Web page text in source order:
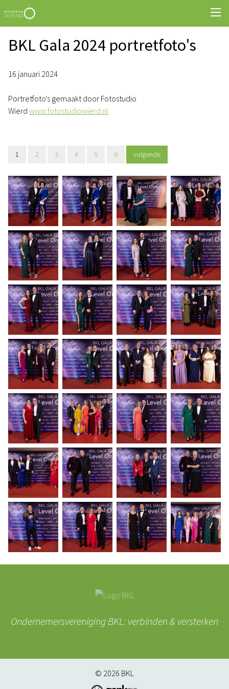
BKL Gala 2024 portretfoto's
16 januari 2024
Portretfoto's gemaakt door Fotostudio
Wierd www.fotostudiowierd.nl
1 2 3 4 5 6 volgende
Ondernemersvereniging BKL: verbinden & versterken
© 2026 BKL